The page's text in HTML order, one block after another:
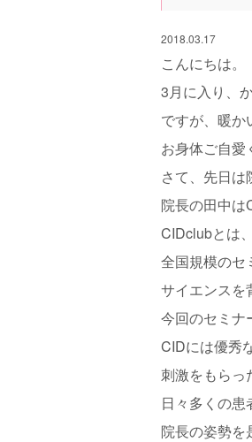
2018.03.17
こんにちは。
3月に入り、
ですが、暖か
お身体ご自愛
さて、先日は
院長の田中は
CIDclubとは
全国規模のセ
サイエンスを
今回のセミナ
CIDには優秀
刺激をもらっ
日々多くの
院長の姿勢を